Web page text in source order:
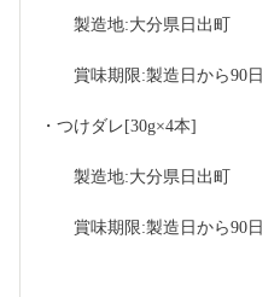
製造地:大分県日出町
賞味期限:製造日から90日
・つけダレ[30g×4本]
製造地:大分県日出町
賞味期限:製造日から90日